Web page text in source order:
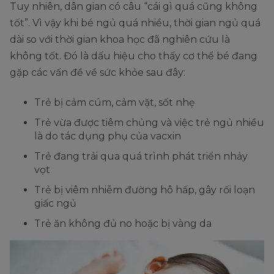
Tuy nhiên, dân gian có câu “cái gì quá cũng không
tốt”. Vì vậy khi bé ngủ quá nhiều, thời gian ngủ quá
dài so với thời gian khoa học đã nghiên cứu là
không tốt. Đó là dấu hiệu cho thấy cơ thể bé đang
gặp các vấn đề về sức khỏe sau đây:
Trẻ bị cảm cúm, cảm vặt, sốt nhẹ
Trẻ vừa được tiêm chủng và việc trẻ ngủ nhiều
là do tác dụng phụ của vacxin
Trẻ đang trải qua quá trình phát triển nhảy
vọt
Trẻ bị viêm nhiễm đường hô hấp, gây rối loạn
giấc ngủ
Trẻ ăn không đủ no hoặc bị vàng da